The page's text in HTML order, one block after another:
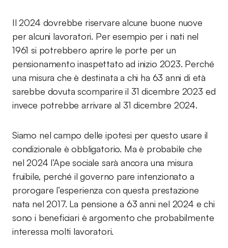
Il 2024 dovrebbe riservare alcune buone nuove
per alcuni lavoratori. Per esempio per i nati nel
1961 si potrebbero aprire le porte per un
pensionamento inaspettato ad inizio 2023. Perché
una misura che è destinata a chi ha 63 anni di età
sarebbe dovuta scomparire il 31 dicembre 2023 ed
invece potrebbe arrivare al 31 dicembre 2024.
Siamo nel campo delle ipotesi per questo usare il
condizionale è obbligatorio. Ma è probabile che
nel 2024 l’Ape sociale sarà ancora una misura
fruibile, perché il governo pare intenzionato a
prorogare l’esperienza con questa prestazione
nata nel 2017. La pensione a 63 anni nel 2024 e chi
sono i beneficiari è argomento che probabilmente
interessa molti lavoratori.